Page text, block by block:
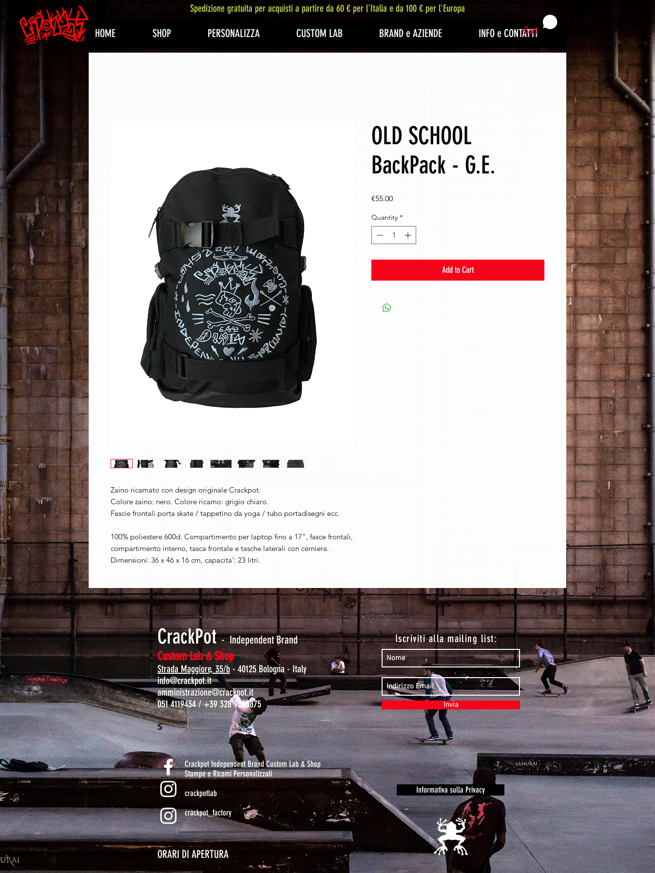
HOME SHOP PERSONALIZZA CUSTOM LAB BRAND e AZIENDE INFO e CONTATTI
Spedizione gratuita per acquisti a partire da 60 € per l'Italia e da 100 € per l'Europa
Cart
Zaino ricamato con design originale Crackpot.
Colore zaino: nero. Colore ricamo: grigio chiaro.
Fascie frontali porta skate / tappetino da yoga / tubo portadisegni ecc.
100% poliestere 600d. Compartimento per laptop fino a 17", fasce frontali,
compartimento interno, tasca frontale e tasche laterali con cerniera.
Dimensioni: 36 x 46 x 16 cm, capacita': 23 litri.
OLD SCHOOL
BackPack - G.E.
€55.00Price
Quantity *
Add to Cart
CrackPot- Independent Brand
Custom Lab & Shop
Strada Maggiore, 35/b- 40125 Bologna - Italy
info@crackpot.it
amministrazione@crackpot.it
051 4119434 / +39 328 9383875
S
Crackpot Independent Brand Custom Lab & Shop
Stampe e Ricami Personalizzati
crackpotlab
crackpot_factory
ORARI DI APERTURA
Iscriviti alla mailing list:
Invia
Informativa sulla Privacy